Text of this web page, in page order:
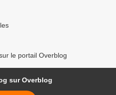
le portail Overblog
sur Overblog